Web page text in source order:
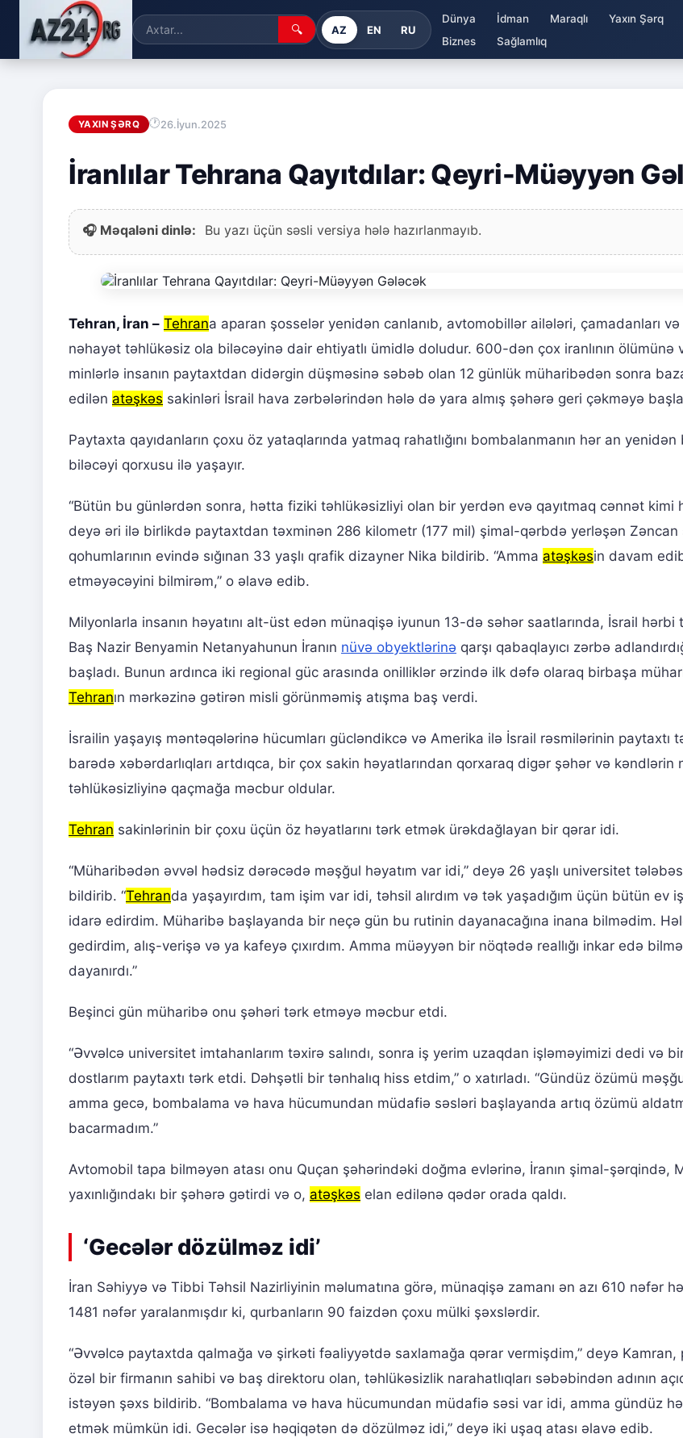
🔍 AZ EN RU
Dünya İdman Maraqlı Yaxın Şərq
Biznes
Sağlamlıq
YAXIN ŞƏRQ 26.İyun.2025
İranlılar Tehrana Qayıtdılar: Qeyri-Müəyyən
🎧 Məqaləni dinlə: Bu yazı üçün səsli versiya hələ hazırlanmayıb.
Tehran, İran – Tehrana aparan şosselər yenidən canlanıb, avtomobillər ailələri, çamadanları
nəhayət təhlükəsiz ola biləcəyinə dair ehtiyatlı ümidlə doludur. 600-dən çox iranlının ölümünə
minlərlə insanın paytaxtdan didərgin düşməsinə səbəb olan 12 günlük müharibədən sonra
edilən atəşkəs sakinləri İsrail hava zərbələrindən hələ də yara almış şəhərə geri çəkməyə
Paytaxta qayıdanların çoxu öz yataqlarında yatmaq rahatlığını bombalanmanın hər an yenidən
biləcəyi qorxusu ilə yaşayır.
“Bütün bu günlərdən sonra, hətta fiziki təhlükəsizliyi olan bir yerdən evə qayıtmaq cənnət kimi
deyə əri ilə birlikdə paytaxtdan təxminən 286 kilometr (177 mil) şimal-qərbdə yerləşən Zəncan
qohumlarının evində sığınan 33 yaşlı qrafik dizayner Nika bildirib. “Amma atəşkəsin davam
etməyəcəyini bilmirəm,” o əlavə edib.
Milyonlarla insanın həyatını alt-üst edən münaqişə iyunun 13-də səhər saatlarında, İsrail hərbi
Baş Nazir Benyamin Netanyahunun İranın nüvə obyektlərinə qarşı qabaqlayıcı zərbə
başladı. Bunun ardınca iki regional güc arasında onilliklər ərzində ilk dəfə olaraq birbaşa
Tehranın mərkəzinə gətirən misli görünməmiş atışma baş verdi.
İsrailin yaşayış məntəqələrinə hücumları gücləndikcə və Amerika ilə İsrail rəsmilərinin paytaxtı
barədə xəbərdarlıqları artdıqca, bir çox sakin həyatlarından qorxaraq digər şəhər və kəndlərin
təhlükəsizliyinə qaçmağa məcbur oldular.
Tehran sakinlərinin bir çoxu üçün öz həyatlarını tərk etmək ürəkdağlayan bir qərar idi.
“Müharibədən əvvəl hədsiz dərəcədə məşğul həyatım var idi,” deyə 26 yaşlı universitet
bildirib. “Tehranda yaşayırdım, tam işim var idi, təhsil alırdım və tək yaşadığım üçün bütün ev
idarə edirdim. Müharibə başlayanda bir neçə gün bu rutinin dayanacağına inana bilmədim.
gedirdim, alış-verişə və ya kafeyə çıxırdım. Amma müəyyən bir nöqtədə reallığı inkar edə
dayanırdı.”
Beşinci gün müharibə onu şəhəri tərk etməyə məcbur etdi.
“Əvvəlcə universitet imtahanlarım təxirə salındı, sonra iş yerim uzaqdan işləməyimizi dedi və
dostlarım paytaxtı tərk etdi. Dəhşətli bir tənhalıq hiss etdim,” o xatırladı. “Gündüz özümü
amma gecə, bombalama və hava hücumundan müdafiə səsləri başlayanda artıq özümü
bacarmadım.”
Avtomobil tapa bilməyən atası onu Quçan şəhərindəki doğma evlərinə, İranın şimal-şərqində,
yaxınlığındakı bir şəhərə gətirdi və o, atəşkəs elan edilənə qədər orada qaldı.
‘Gecələr dözülməz idi’
İran Səhiyyə və Tibbi Təhsil Nazirliyinin məlumatına görə, münaqişə zamanı ən azı 610 nəfər
1481 nəfər yaralanmışdır ki, qurbanların 90 faizdən çoxu mülki şəxslərdir.
“Əvvəlcə paytaxtda qalmağa və şirkəti fəaliyyətdə saxlamağa qərar vermişdim,” deyə Kamran,
özəl bir firmanın sahibi və baş direktoru olan, təhlükəsizlik narahatlıqları səbəbindən adının
istəyən şəxs bildirib. “Bombalama və hava hücumundan müdafiə səsi var idi, amma gündüz
etmək mümkün idi. Gecələr isə həqiqətən də dözülməz idi,” deyə iki uşaq atası əlavə edib.